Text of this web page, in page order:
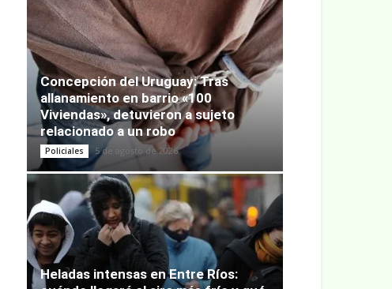
Concepción del Uruguay: Tras
allanamiento en barrio «100
Viviendas», detuvieron a sujeto
relacionado a un robo
Policiales 5 de agosto de 2026
Heladas intensas en Entre Ríos: